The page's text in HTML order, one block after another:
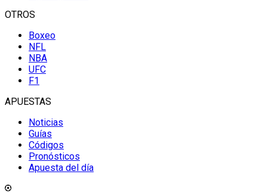
OTROS
Boxeo
NFL
NBA
UFC
F1
APUESTAS
Noticias
Guías
Códigos
Pronósticos
Apuesta del día